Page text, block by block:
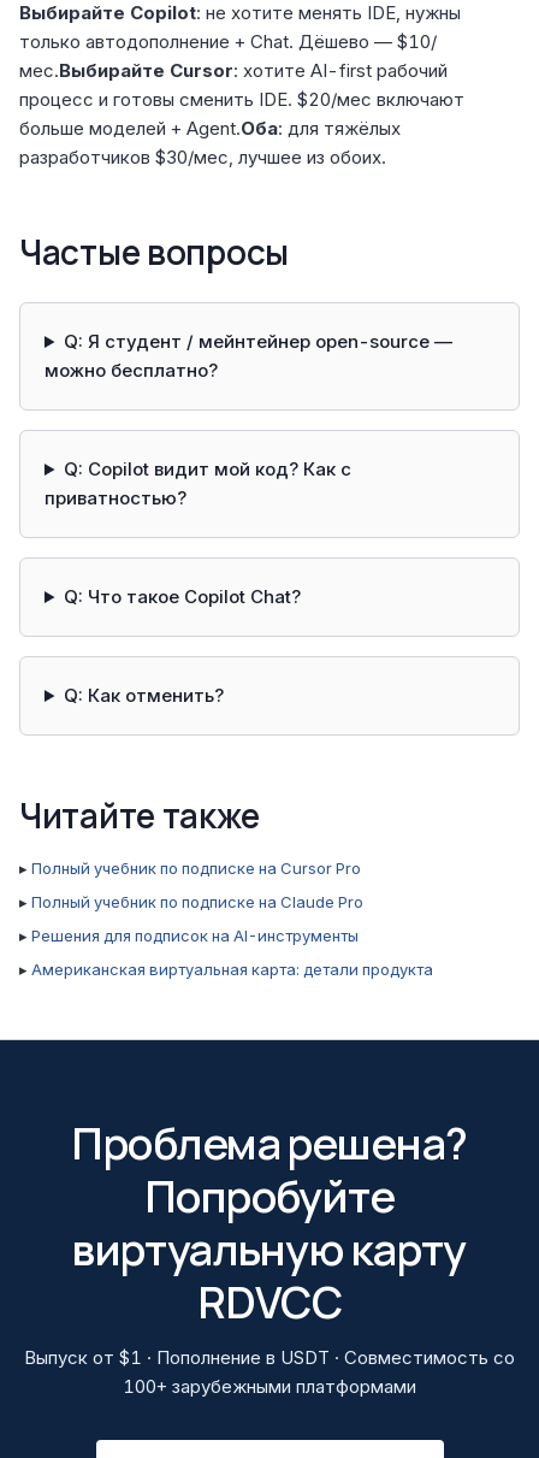
Выбирайте Copilot: не хотите менять IDE, нужны
только автодополнение + Chat. Дёшево — $10/
мес.Выбирайте Cursor: хотите AI-first рабочий
процесс и готовы сменить IDE. $20/мес включают
больше моделей + Agent.Оба: для тяжёлых
разработчиков $30/мес, лучшее из обоих.
Частые вопросы
Q: Я студент / мейнтейнер open-source —
можно бесплатно?
Q: Copilot видит мой код? Как с
приватностью?
Q: Что такое Copilot Chat?
Q: Как отменить?
Читайте также
▸Полный учебник по подписке на Cursor Pro
▸Полный учебник по подписке на Claude Pro
▸Решения для подписок на AI-инструменты
▸Американская виртуальная карта: детали продукта
Проблема решена?
Попробуйте
виртуальную карту
RDVCC
Выпуск от $1 · Пополнение в USDT · Совместимость со
100+ зарубежными платформами